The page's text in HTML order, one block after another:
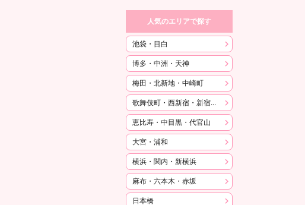
人気のエリアで探す
池袋・目白
博多・中洲・天神
梅田・北新地・中崎町
歌舞伎町・西新宿・新宿御苑
恵比寿・中目黒・代官山
大宮・浦和
横浜・関内・新横浜
麻布・六本木・赤坂
日本橋